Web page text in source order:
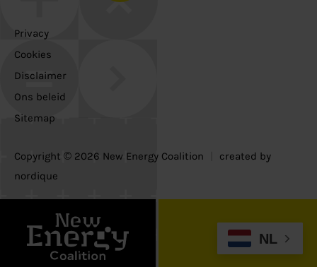
Copyright © 2026 New Energy Coalition
created by
nordique
Privacy
Cookies
Disclaimer
Ons beleid
Sitemap
NL